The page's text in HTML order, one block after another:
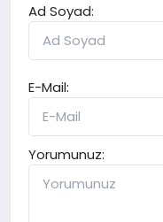
Ad Soyad:
E-Mail:
Yorumunuz: